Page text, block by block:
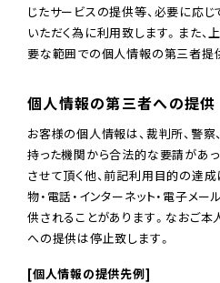
じたサービスの提供等、必要に応
いただく為に利用致します。また
要な範囲での個人情報の第三者提
個人情報の第三者への提供
お客様の個人情報は、裁判所、警
持った機関から合法的な要請があ
させて頂く他、前記利用目的の達
物・電話・インターネット・電子メ
供されることがあります。なおご
への提供は停止致します。
[個人情報の提供先例]